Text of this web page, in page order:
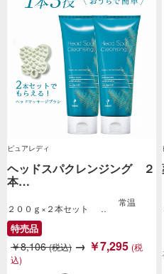
ピュアレディ
ヘッドスパクレンジング ２
本…
２００ｇ×２本セット 常温
特売品
￥8,106(税込) → ￥7,295 (税
込)